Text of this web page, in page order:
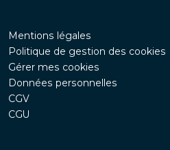
Mentions légales
Politique de gestion des cookies
Gérer mes cookies
Données personnelles
CGV
CGU